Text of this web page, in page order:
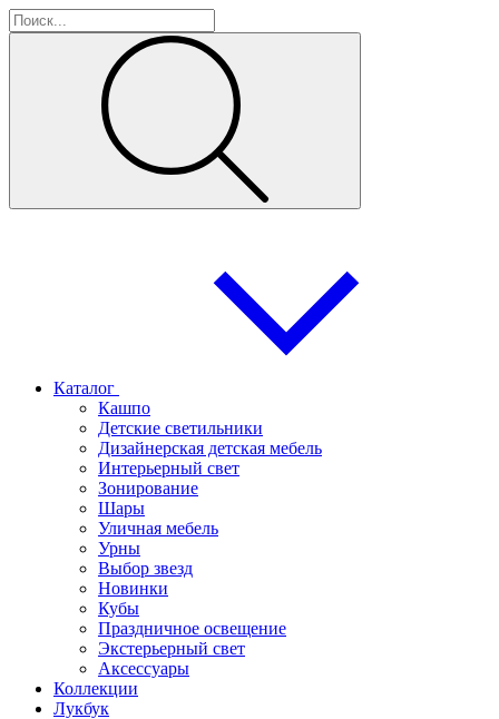
Каталог
Кашпо
Детские светильники
Дизайнерская детская мебель
Интерьерный свет
Зонирование
Шары
Уличная мебель
Урны
Выбор звезд
Новинки
Кубы
Праздничное освещение
Экстерьерный свет
Аксессуары
Коллекции
Лукбук